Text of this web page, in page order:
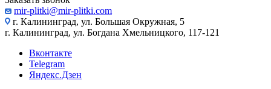
mir-plitki@mir-plitki.com
г. Калининград, ул. Большая Окружная, 5
г. Калининград, ул. Богдана Хмельницкого, 117-121
Вконтакте
Telegram
Яндекс.Дзен